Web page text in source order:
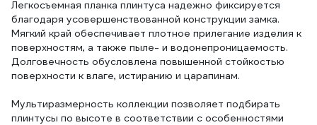
Легкосъемная планка плинтуса надежно фиксируется
благодаря усовершенствованной конструкции замка.
Мягкий край обеспечивает плотное прилегание изделия к
поверхностям, а также пыле- и водонепроницаемость.
Долговечность обусловлена повышенной стойкостью
поверхности к влаге, истиранию и царапинам.
Мультиразмерность коллекции позволяет подбирать
плинтусы по высоте в соответствии с особенностями